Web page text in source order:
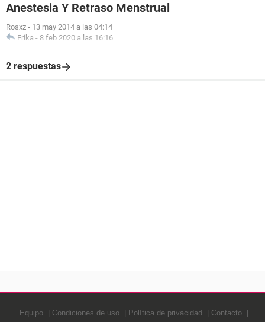
Anestesia Y Retraso Menstrual
Rosxz - 13 may 2014 a las 04:14
Erika - 8 feb 2020 a las 16:16
2 respuestas
Equipo Condiciones de uso Política de privacidad Contacto